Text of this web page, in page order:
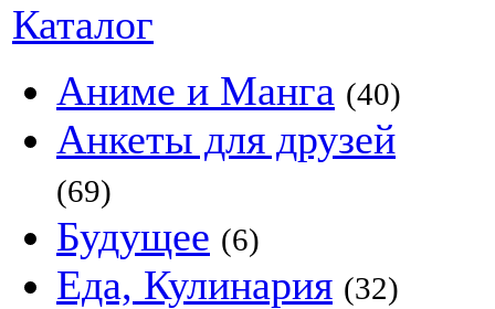
Каталог
Аниме и Манга (40)
Анкеты для друзей
(69)
Будущее (6)
Еда, Кулинария (32)